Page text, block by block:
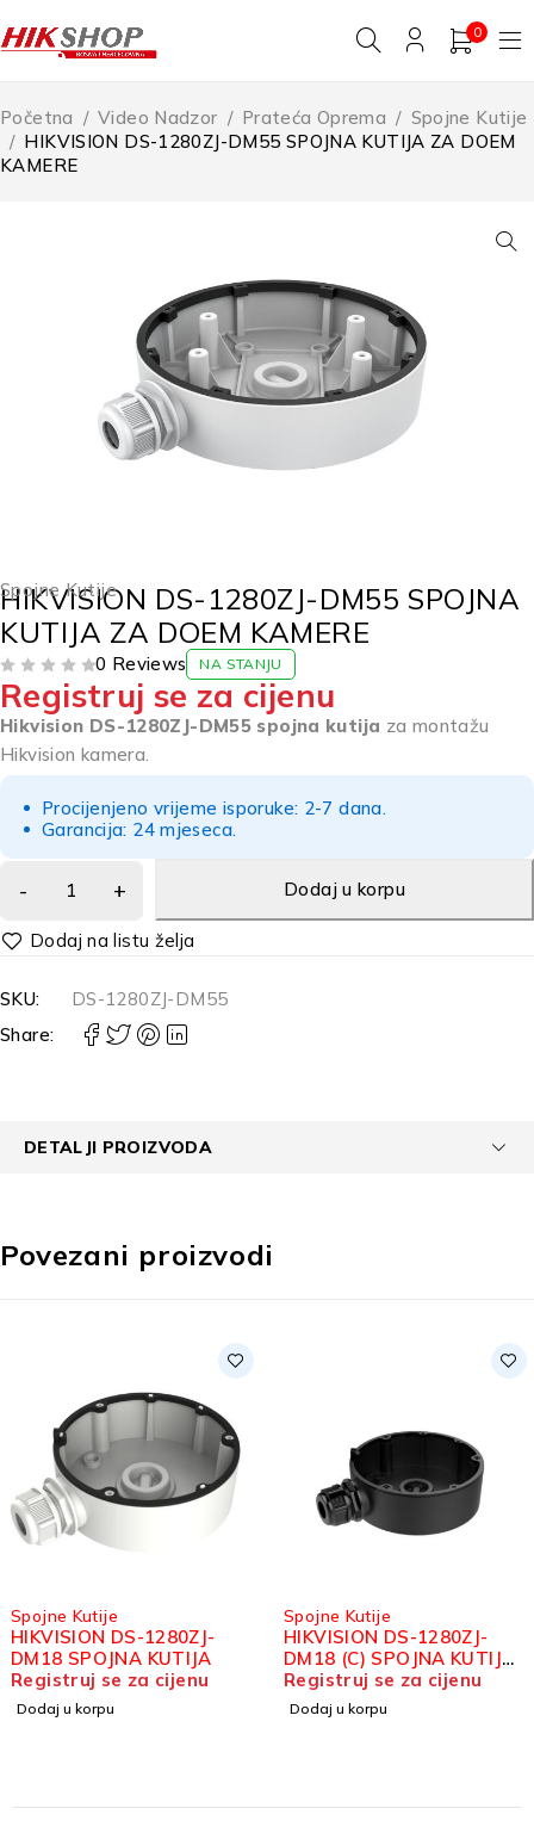
0
Početna / Video Nadzor / Prateća Oprema / Spojne Kutije
/ HIKVISION DS-1280ZJ-DM55 SPOJNA KUTIJA ZA DOEM
KAMERE
Spojne Kutije
HIKVISION DS-1280ZJ-DM55 SPOJNA
KUTIJA ZA DOEM KAMERE
0 Reviews NA STANJU
Registruj se za cijenu
Hikvision DS-1280ZJ-DM55 spojna kutija za montažu
Hikvision kamera.
Procijenjeno vrijeme isporuke: 2-7 dana.
Garancija: 24 mjeseca.
Dodaj u korpu
Alternative:
SKU:
DS-1280ZJ-DM55
Share:
DETALJI PROIZVODA
Povezani proizvodi
Spojne Kutije
HIKVISION DS-1280ZJ-
DM18 SPOJNA KUTIJA
Registruj se za cijenu
Dodaj u korpu
Spojne Kutije
HIKVISION DS-1280ZJ-
DM18 (C) SPOJNA KUTIJA
CRNA
Registruj se za cijenu
Dodaj u korpu